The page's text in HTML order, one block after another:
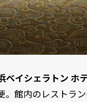
イシェラトン ホ
館内のレストラ